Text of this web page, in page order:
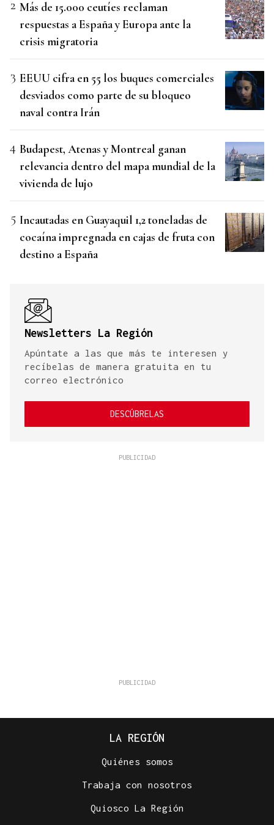
Más de 15.000 ceutíes reclaman
respuestas a España y Europa ante la
crisis migratoria
EEUU cifra en 55 los buques comerciales
desviados como parte de su bloqueo
naval contra Irán
Budapest, Atenas y Montreal ganan
relevancia dentro del mapa mundial de la
vivienda de lujo
Incautadas en Guayaquil 1,2 toneladas de
cocaína impregnada en cajas de fruta con
destino a España
Newsletters La Región
Apúntate a las que más te interesen y
recíbelas de manera gratuita en tu
correo electrónico
DESCÚBRELAS
LA REGIÓN
Quiénes somos
Trabaja con nosotros
Quiosco La Región